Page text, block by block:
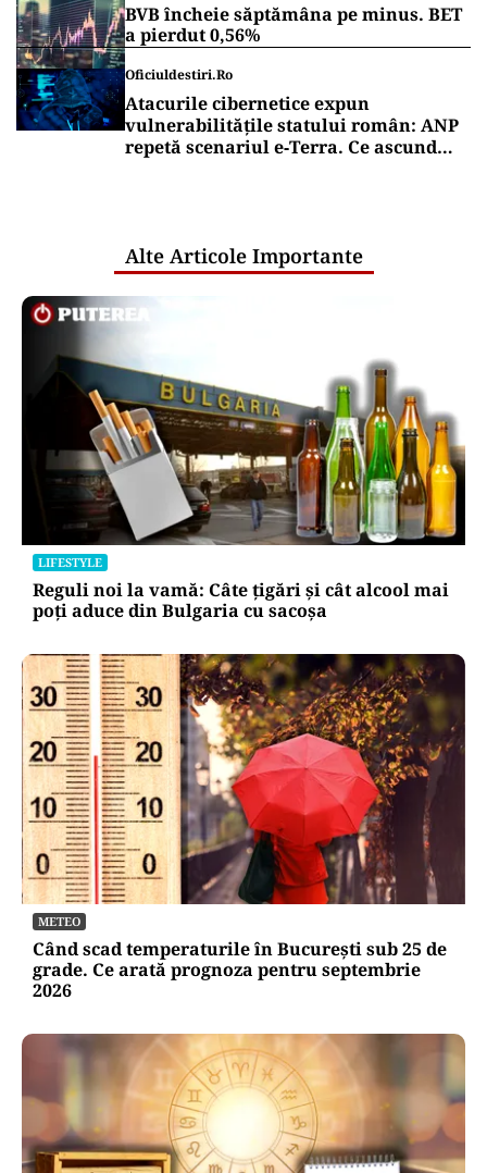
BVB încheie săptămâna pe minus. BET
a pierdut 0,56%
Oficiuldestiri.ro
Atacurile cibernetice expun
vulnerabilitățile statului român: ANP
repetă scenariul e‑Terra. Ce ascund
Alte Articole Importante
LIFESTYLE
Reguli noi la vamă: Câte țigări și cât alcool mai
poți aduce din Bulgaria cu sacoșa
METEO
Când scad temperaturile în București sub 25 de
grade. Ce arată prognoza pentru septembrie
2026